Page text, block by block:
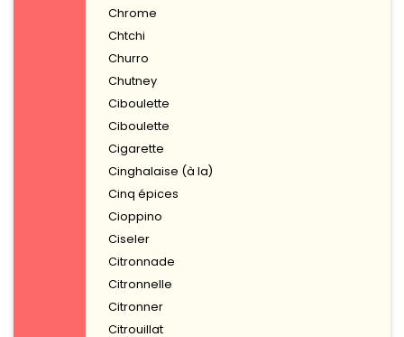
Chrome
Chtchi
Churro
Chutney
Ciboulette
Ciboulette
Cigarette
Cinghalaise (à la)
Cinq épices
Cioppino
Ciseler
Citronnade
Citronnelle
Citronner
Citrouillat